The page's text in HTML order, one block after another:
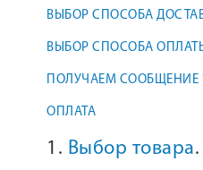
ВЫБОР СПОСОБА
ВЫБОР СПОСОБА
ПОЛУЧАЕМ СООБЩЕНИЕ
ОПЛАТА
1. Выбор товара